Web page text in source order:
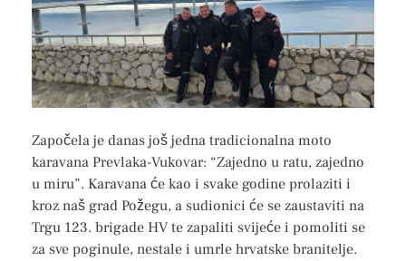
Započela je danas još jedna tradicionalna moto
karavana Prevlaka-Vukovar: “Zajedno u ratu, zajedno
u miru”. Karavana će kao i svake godine prolaziti i
kroz naš grad Požegu, a sudionici će se zaustaviti na
Trgu 123. brigade HV te zapaliti svijeće i pomoliti se
za sve poginule, nestale i umrle hrvatske branitelje.